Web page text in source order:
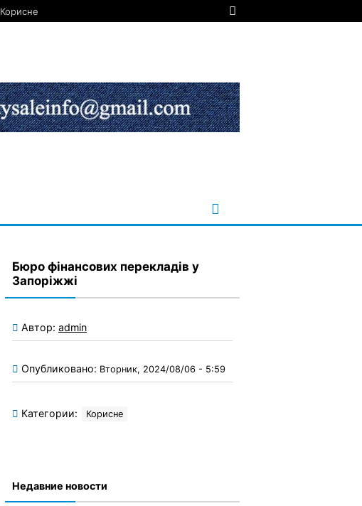
Корисне
Бюро фінансових перекладів у
Запоріжжі
Автор: admin
Опубликовано: Вторник, 2024/08/06 - 5:59
Категории: Корисне
Недавние новости